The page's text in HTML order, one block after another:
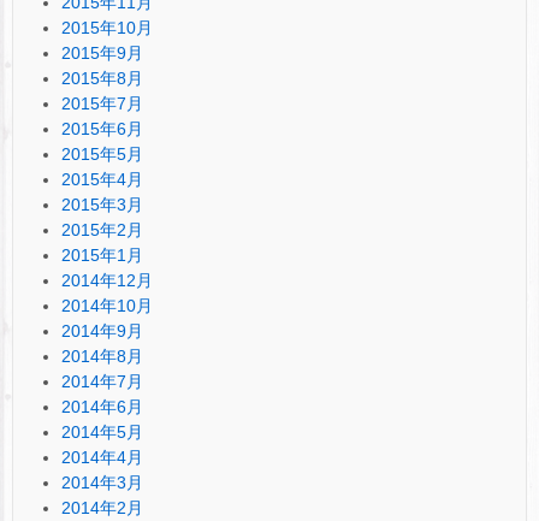
2015年10月
2015年9月
2015年8月
2015年7月
2015年6月
2015年5月
2015年4月
2015年3月
2015年2月
2015年1月
2014年12月
2014年10月
2014年9月
2014年8月
2014年7月
2014年6月
2014年5月
2014年4月
2014年3月
2014年2月